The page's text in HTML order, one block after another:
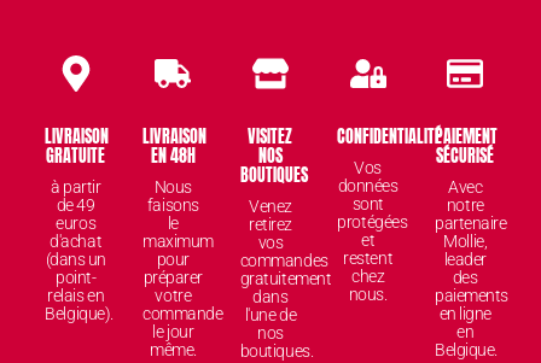
LIVRAISON
GRATUITE
à partir
de 49
euros
d'achat
(dans un
point-
relais en
Belgique).
LIVRAISON
EN 48H
Nous
faisons
le
maximum
pour
préparer
votre
commande
le jour
même.
VISITEZ
NOS
BOUTIQUES
Venez
retirez
vos
commandes
gratuitement
dans
l'une de
nos
boutiques.
CONFIDENTIALITÉ
Vos
données
sont
protégées
et
restent
chez
nous.
PAIEMENT
SÉCURISÉ
Avec
notre
partenaire
Mollie,
leader
des
paiements
en ligne
en
Belgique.